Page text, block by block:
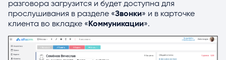
разговора загрузится и будет доступна для
прослушивания в разделе «Звонки» и в карточке
клиента во вкладке « Коммуникации».